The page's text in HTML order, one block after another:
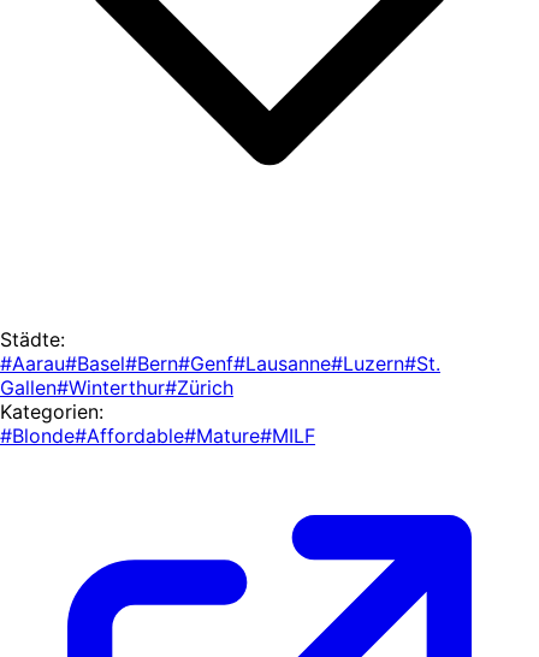
Städte:
#Aarau#Basel#Bern#Genf#Lausanne#Luzern#St.
Gallen#Winterthur#Zürich
Kategorien:
#Blonde#Affordable#Mature#MILF